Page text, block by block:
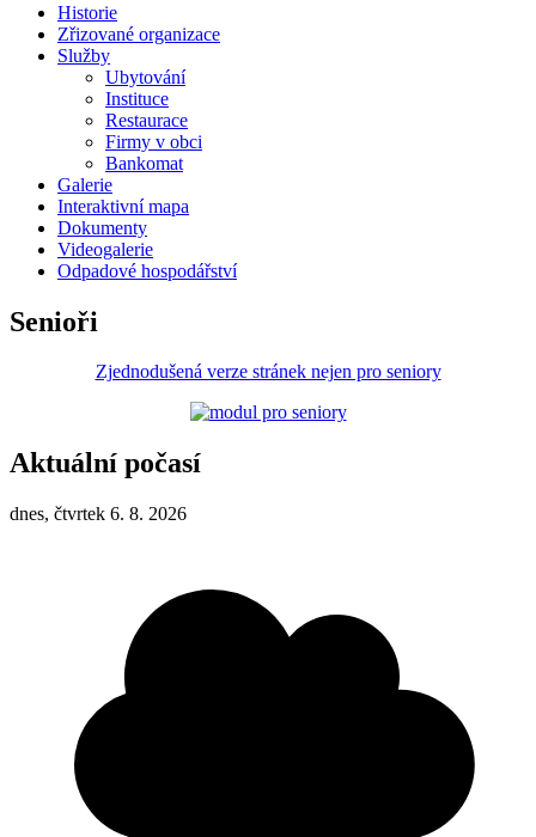
Historie
Zřizované organizace
Služby
Ubytování
Instituce
Restaurace
Firmy v obci
Bankomat
Galerie
Interaktivní mapa
Dokumenty
Videogalerie
Odpadové hospodářství
Senioři
Zjednodušená verze stránek nejen pro seniory
Aktuální počasí
dnes, čtvrtek 6. 8. 2026